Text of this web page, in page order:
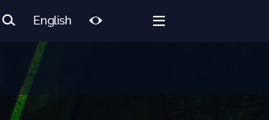
English